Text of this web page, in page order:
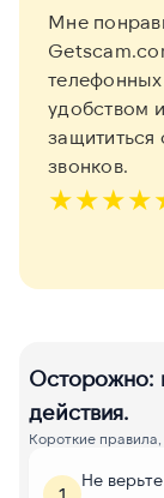
Мне
удобством
звонков.
★★★★
Осторожно:
действия.
Короткие
Не